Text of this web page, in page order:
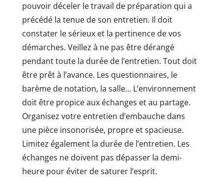
pouvoir déceler le travail de préparation qui a
précédé la tenue de son entretien. Il doit
constater le sérieux et la pertinence de vos
démarches. Veillez à ne pas être dérangé
pendant toute la durée de l’entretien. Tout doit
être prêt à l’avance. Les questionnaires, le
barème de notation, la salle… L’environnement
doit être propice aux échanges et au partage.
Organisez votre entretien d’embauche dans
une pièce insonorisée, propre et spacieuse.
Limitez également la durée de l’entretien. Les
échanges ne doivent pas dépasser la demi-
heure pour éviter de saturer l’esprit.